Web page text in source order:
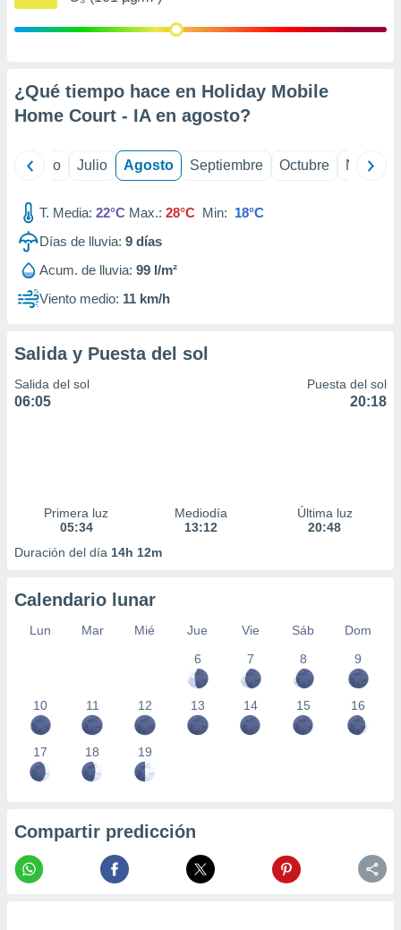
publicidad
publicidad
1199
¿Qué tiempo hace en Holiday Mobile
Home Court - IA en agosto?
Junio Julio Agosto Septiembre Octubre
T. Media: 22°C Max.: 28°C Min: 18°C
Días de lluvia: 9 días
Acum. de lluvia: 99 l/m²
Viento medio: 11 km/h
Salida y Puesta del sol
Salida del sol
06:05
Puesta del sol
20:18
Primera luz
05:34
Mediodía
13:12
Última luz
20:48
Duración del día 14h 12m
Calendario lunar
Lun Mar Mié Jue Vie Sáb
Dom
6
7 8 9
10 11 12 13 14 15 16
17 18 19
Compartir predicción